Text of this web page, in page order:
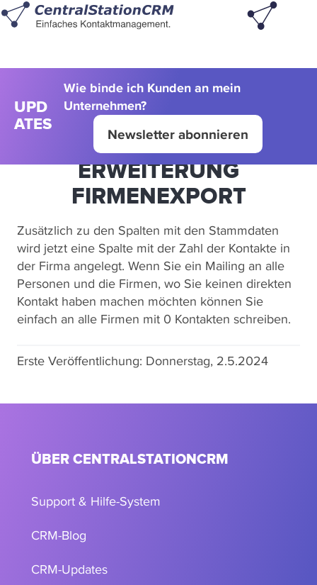
UPD
ATES
Wie binde ich Kunden an mein
Unternehmen?
Newsletter abonnieren
ERWEITERUNG
FIRMENEXPORT
Zusätzlich zu den Spalten mit den Stammdaten
wird jetzt eine Spalte mit der Zahl der Kontakte in
der Firma angelegt. Wenn Sie ein Mailing an alle
Personen und die Firmen, wo Sie keinen direkten
Kontakt haben machen möchten können Sie
einfach an alle Firmen mit 0 Kontakten schreiben.
Erste Veröffentlichung: Donnerstag, 2.5.2024
ÜBER CENTRALSTATIONCRM
Support & Hilfe-System
CRM-Blog
CRM-Updates